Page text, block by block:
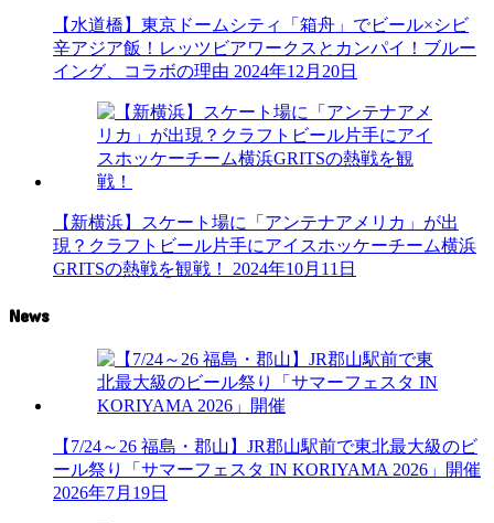
【水道橋】東京ドームシティ「箱舟」でビール×シビ
辛アジア飯！レッツビアワークスとカンパイ！ブルー
イング、コラボの理由 2024年12月20日
【新横浜】スケート場に「アンテナアメリカ」が出
現？クラフトビール片手にアイスホッケーチーム横浜
GRITSの熱戦を観戦！
2024年10月11日
News
【7/24～26 福島・郡山】JR郡山駅前で東北最大級のビ
ール祭り「サマーフェスタ IN KORIYAMA 2026」開催
2026年7月19日